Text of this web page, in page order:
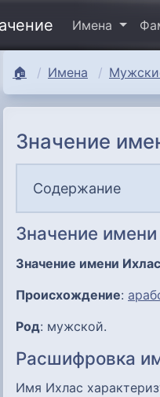
Имена
🏠 Имена
Значение
Содержание
Значение
Значение имени Ихлас
Происхождение:
Род: мужской.
Расшифровка
Имя Ихлас